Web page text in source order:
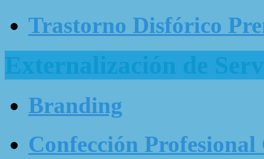
Trastorno Disfórico
Externalización de
Branding
Confección Profesional